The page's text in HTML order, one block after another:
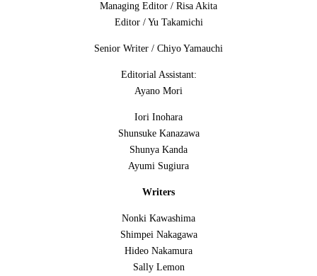
Managing Editor / Risa Akita
Editor / Yu Takamichi
Senior Writer / Chiyo Yamauchi
Editorial Assistant:
Ayano Mori
Iori Inohara
Shunsuke Kanazawa
Shunya Kanda
Ayumi Sugiura
Writers
Nonki Kawashima
Shimpei Nakagawa
Hideo Nakamura
Sally Lemon